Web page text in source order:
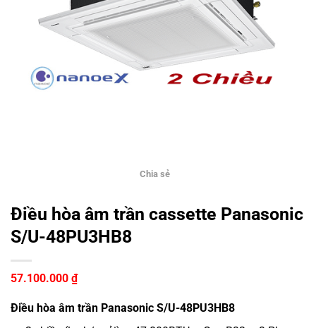
Chia sẻ
Điều hòa âm trần cassette Panasonic
S/U-48PU3HB8
57.100.000 ₫
Điều hòa âm trần Panasonic S/U-48PU3HB8